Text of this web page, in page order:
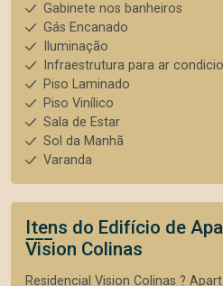
Gabinete nos banheiros
Gás Encanado
Iluminação
Infraestrutura para ar
Piso Laminado
Piso Vinílico
Sala de Estar
Sol da Manhã
Varanda
Itens do Edifício de
Vision Colinas
Residencial Vision Colinas ?